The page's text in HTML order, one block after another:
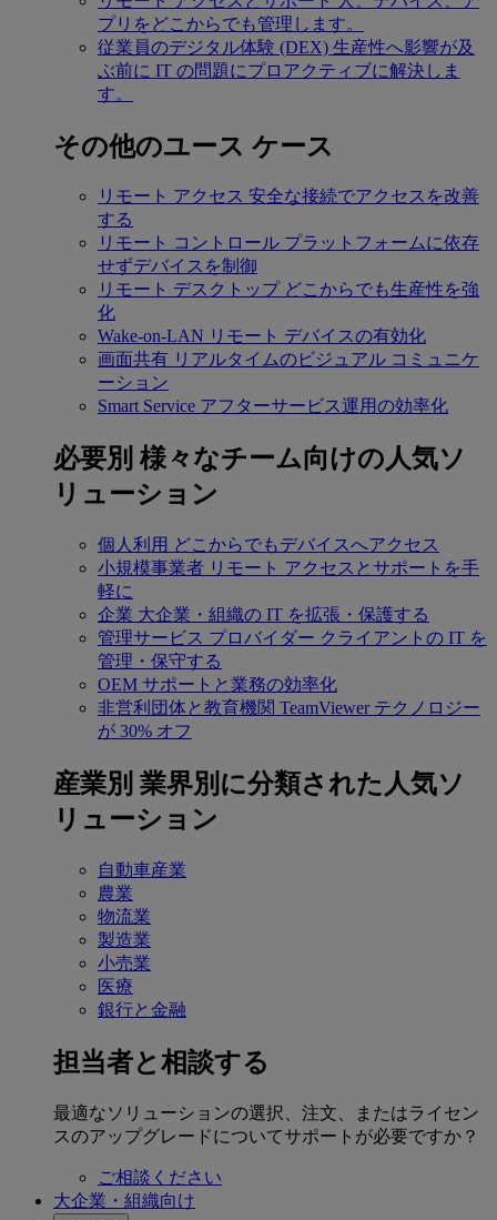
プリをどこからでも管理します。
従業員のデジタル体験 (DEX) 生産性へ影響が及
ぶ前に IT の問題にプロアクティブに解決しま
す。
その他のユース ケース
リモート アクセス 安全な接続でアクセスを改善
する
リモート コントロール プラットフォームに依存
せずデバイスを制御
リモート デスクトップ どこからでも生産性を強
化
Wake-on-LAN リモート デバイスの有効化
画面共有 リアルタイムのビジュアル コミュニケ
ーション
Smart Service アフターサービス運用の効率化
必要別 様々なチーム向けの人気ソ
リューション
個人利用 どこからでもデバイスへアクセス
小規模事業者 リモート アクセスとサポートを手
軽に
企業 大企業・組織の IT を拡張・保護する
管理サービス プロバイダー クライアントの IT を
管理・保守する
OEM サポートと業務の効率化
非営利団体と教育機関 TeamViewer テクノロジー
が 30% オフ
産業別 業界別に分類された人気ソ
リューション
自動車産業
農業
物流業
製造業
小売業
医療
銀行と金融
担当者と相談する
最適なソリューションの選択、注文、またはライセン
スのアップグレードについてサポートが必要ですか？
ご相談ください
大企業・組織向け